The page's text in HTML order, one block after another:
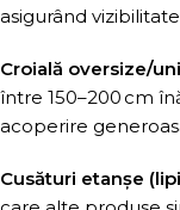
asigurând
Croială oversize/
între 150–200 cm
acoperire
Cusături etanșe